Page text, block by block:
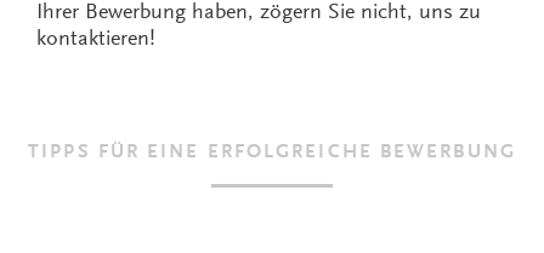
Ihrer Bewerbung haben, zögern Sie nicht, uns zu
kontaktieren!
TIPPS FÜR EINE ERFOLGREICHE BEWERBUNG